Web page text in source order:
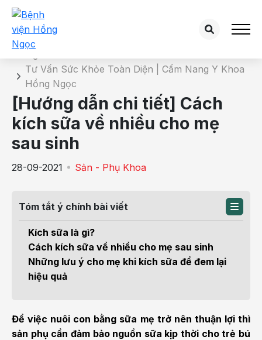
Chi tiết bài tư vấn
Tư Vấn Sức Khỏe Toàn Diện | Cẩm Nang Y Khoa
Hồng Ngọc
[Hướng dẫn chi tiết] Cách
kích sữa về nhiều cho mẹ
sau sinh
28-09-2021 Sản - Phụ Khoa
Tóm tắt ý chính bài viết
Kích sữa là gì?
Cách kích sữa về nhiều cho mẹ sau sinh
Những lưu ý cho mẹ khi kích sữa để đem lại
hiệu quả
Để việc nuôi con bằng sữa mẹ trở nên thuận lợi thì
sản phụ cần đảm bảo nguồn sữa kịp thời cho trẻ bú